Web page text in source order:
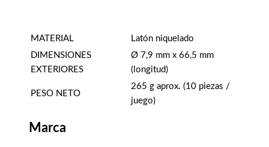
MATERIAL
Latón niquelado
DIMENSIONES
EXTERIORES
Ø 7,9 mm x 66,5 mm
(longitud)
PESO NETO
265 g aprox. (10 piezas /
juego)
Marca